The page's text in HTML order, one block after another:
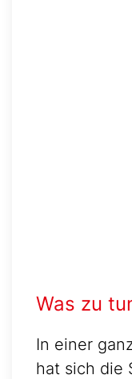
Was zu
In einer
hat sich die